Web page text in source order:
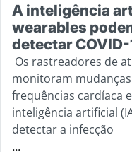
A inteligência
wearables
detectar
Os rastreadores de
monitoram
frequências cardíaca
inteligência artificial
detectar a infecção
...